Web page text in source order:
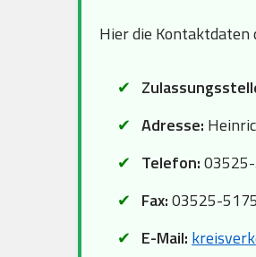
Hier die Kontaktdaten
Adresse:
Telefon:
Fax:03525-
E-Mail: